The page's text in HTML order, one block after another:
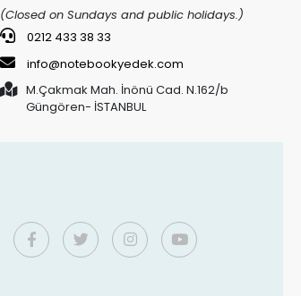
(Closed on Sundays and public holidays.)
0212 433 38 33
info@notebookyedek.com
M.Çakmak Mah. İnönü Cad. N.162/b
Güngören- İSTANBUL